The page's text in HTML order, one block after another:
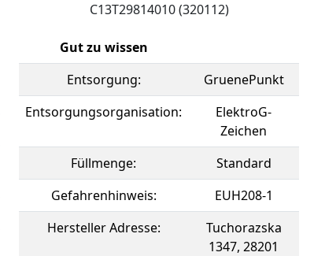
C13T29814010 (320112)
Gut zu wissen
Entsorgung:
GruenePunkt
Entsorgungsorganisation:
ElektroG-
Zeichen
Füllmenge:
Standard
Gefahrenhinweis:
EUH208-1
Hersteller Adresse:
Tuchorazska
1347, 28201